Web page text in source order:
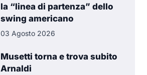
la “linea di partenza” dello
swing americano
03 Agosto 2026
Musetti torna e trova subito
Arnaldi